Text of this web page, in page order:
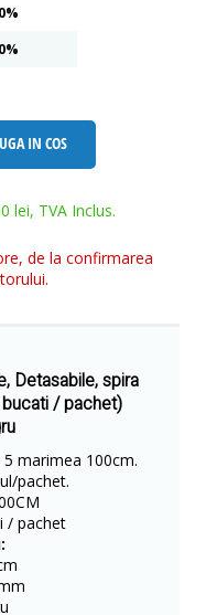
IN COS
lei, TVA Inclus.
de la confirmarea
Detasabile, spira
/ pachet)
marimea 100cm.
pachet.
/ pachet